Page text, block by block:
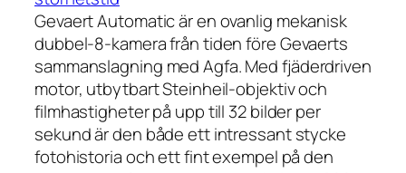
Gevaert Automatic är en ovanlig mekanisk
dubbel-8-kamera från tiden före Gevaerts
sammanslagning med Agfa. Med fjäderdriven
motor, utbytbart Steinheil-objektiv och
filmhastigheter på upp till 32 bilder per
sekund är den både ett intressant stycke
fotohistoria och ett fint exempel på den